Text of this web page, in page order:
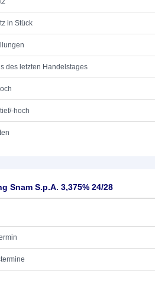
in Stück
des letzten Handelstages
hoch
Snam S.p.A. 3,375% 24/28